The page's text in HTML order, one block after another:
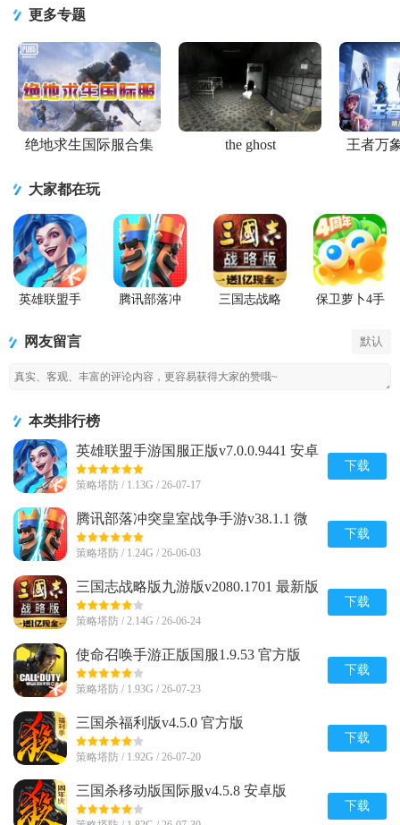
置修改器
v3.11.0 内置
菜
更多专题
绝地求生国际服合集 the ghost 王者万
大家都在玩
英雄联盟手
腾讯部落冲
三国志战略
保卫萝卜4手
网友留言 默认
本类排行榜
英雄联盟手游国服正版v7.0.0.9441 安卓
最新版
策略塔防 / 1.13G / 26-07-17
下载
腾讯部落冲突皇室战争手游v38.1.1 微
信qq一键登录版
策略塔防 / 1.24G / 26-06-03
下载
三国志战略版九游版v2080.1701 最新版
策略塔防 / 2.14G / 26-06-24
下载
使命召唤手游正版国服1.9.53 官方版
策略塔防 / 1.93G / 26-07-23
下载
三国杀福利版v4.5.0 官方版
策略塔防 / 1.92G / 26-07-20
下载
三国杀移动版国际服v4.5.8 安卓版
下载